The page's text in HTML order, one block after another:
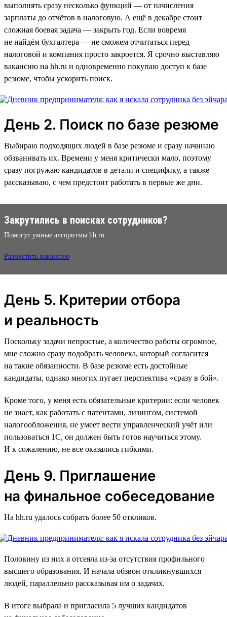
выполнять сразу несколько функций — от начисления
зарплаты до отчётов в налоговую. А ещё в декабре стоит
сложная боевая задача — закрыть год. Если вовремя
не найдём бухгалтера — не сможем отчитаться перед
налоговой и компания просто закроется. Я срочно выставляю
вакансию на hh.ru и одновременно покупаю доступ к базе
резюме, чтобы ускорить поиск.
День 2. Поиск по базе резюме
Выбираю подходящих людей в базе резюме и сразу начинаю
обзванивать их. Времени у меня критически мало, поэтому
сразу погружаю кандидатов в детали и специфику, а также
рассказываю, с чем предстоит работать в первые же дни.
Закрутились в поисках сотрудников?
Помогут умные алгоритмы hh.ru
Разместить вакансию
День 5. Критерии отбора
и реальность
Поскольку задачи непростые, а количество работы огромное,
мне сложно сразу подобрать человека, который согласится
на такие обязанности. В базе резюме есть достойные
кандидаты, однако многих пугает перспектива «‎сразу в бой‎».
Кроме того, у меня есть обязательные критерии: если человек
не знает, как работать с патентами, лизингом, системой
налогообложения, не умеет вести управленческий учёт или
пользоваться 1C, он должен быть готов научиться этому.
И к сожалению, не все оказались гибкими.
День 9. Приглашение
на финальное собеседование
На hh.ru удалось собрать более 50 откликов.
Половину из них я отсеяла из-за отсутствия профильного
высшего образования. И начала обзвон откликнувшихся
людей, параллельно рассказывая им о задачах.
В итоге выбрала и пригласила 5 лучших кандидатов